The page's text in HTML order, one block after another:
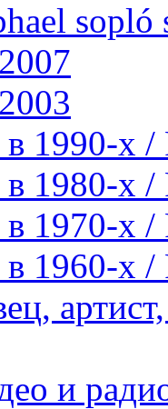
sopló
в 1990-х /
в 1980-х /
в 1970-х /
в 1960-х /
и